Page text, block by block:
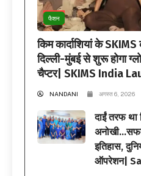
फैशन
किम कार्दाशियां के SKIMS
दिल्ली-मुंबई से शुरू होगा
चैप्टर| SKIMS India
NANDANI अगस्त 6, 2026
दाईं तरफ था
इतिहास,
ऑपरेशन|